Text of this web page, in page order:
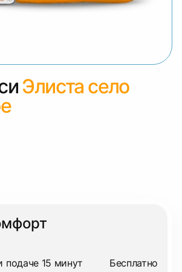
Элиста село
15 минут Бесплатно